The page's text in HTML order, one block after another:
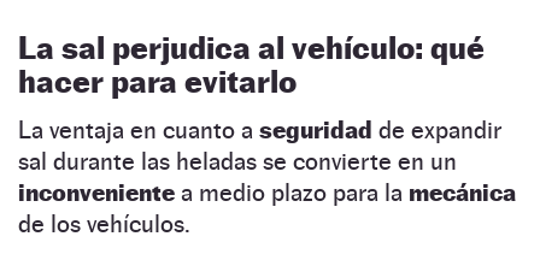
La sal perjudica al vehículo: qué
hacer para evitarlo
La ventaja en cuanto a seguridad de expandir
sal durante las heladas se convierte en un
inconveniente a medio plazo para la mecánica
de los vehículos.